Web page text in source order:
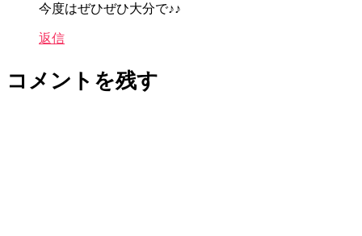
今度はぜひぜひ大分で♪♪
返信
コメントを残す